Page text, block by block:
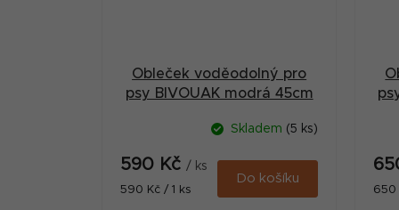
Obleček voděodolný pro
psy BIVOUAK modrá 45cm
Skladem (5 ks)
590 Kč / ks
Měrná
590 Kč / 1 ks
Do košíku
650